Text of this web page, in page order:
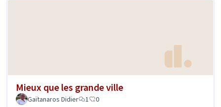
Mieux que les grande ville
Gaïtanaros Didier 1 0